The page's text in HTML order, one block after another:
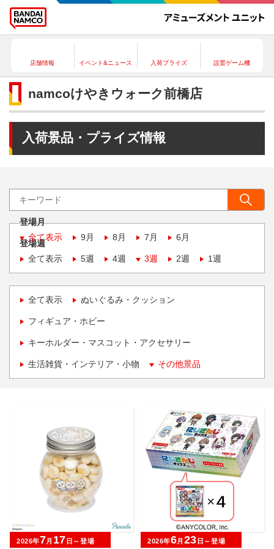
店舗情報 イベント&ニュース 入荷プライズ 設置ゲーム機
namcoけやきウォーク前橋店
入荷景品・プライズ情報
登場月
全て表示
9月 8月 7月 6月
登場週
全て表示
5週 4週 3週 2週 1週
全て表示 ぬいぐるみ・クッション
フィギュア・ホビー
キーホルダー・マスコット・アクセサリー
生活雑貨・インテリア・小物 その他景品
2026年7月 17 日～登場 2026年6月 23 日～登場